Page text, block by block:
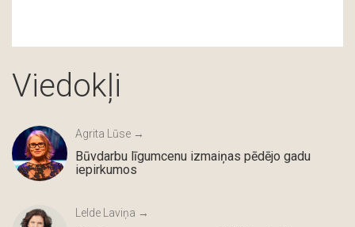
Viedokļi
Agrita Lūse →
Būvdarbu līgumcenu izmaiņas pēdējo gadu
iepirkumos
Lelde Laviņa →